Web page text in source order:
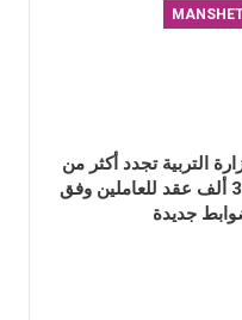
التربية تجدد أكثر من
31 ألف عقد للعاملين وفق
جديدة